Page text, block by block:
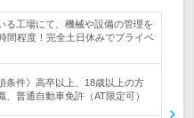
る工場にて、機械や設備の管理を
間程度！完全土日休みでプライベ
条件》高卒以上、18歳以上の方
普通自動車免許（AT限定可）